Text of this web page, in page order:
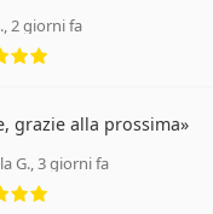
2 giorni fa
grazie alla prossima
G., 3 giorni fa
valutazione 5 di 5